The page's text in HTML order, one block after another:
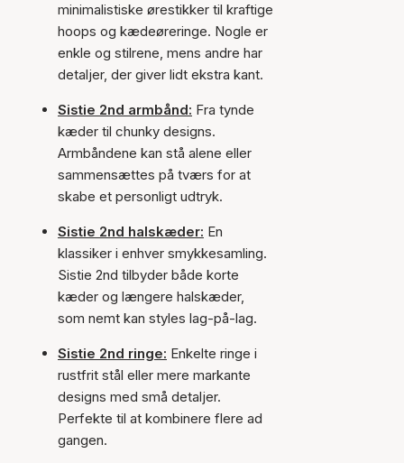
minimalistiske ørestikker til kraftige
hoops og kædeøreringe. Nogle er
enkle og stilrene, mens andre har
detaljer, der giver lidt ekstra kant.
Sistie 2nd armbånd: Fra tynde
kæder til chunky designs.
Armbåndene kan stå alene eller
sammensættes på tværs for at
skabe et personligt udtryk.
Sistie 2nd halskæder: En
klassiker i enhver smykkesamling.
Sistie 2nd tilbyder både korte
kæder og længere halskæder,
som nemt kan styles lag-på-lag.
Sistie 2nd ringe: Enkelte ringe i
rustfrit stål eller mere markante
designs med små detaljer.
Perfekte til at kombinere flere ad
gangen.